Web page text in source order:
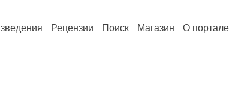
Рецензии Поиск Магазин О портале